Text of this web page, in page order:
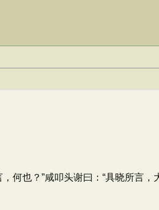
何也？”咸叩头谢曰：“具晓所言，